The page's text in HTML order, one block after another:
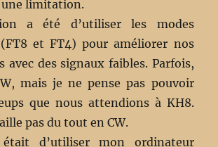
limitation.
a été d’utiliser les modes
et FT4) pour améliorer nos
avec des signaux faibles. Parfois,
mais je ne pense pas pouvoir
que nous attendions à KH8.
pas du tout en CW.
d’utiliser mon ordinateur